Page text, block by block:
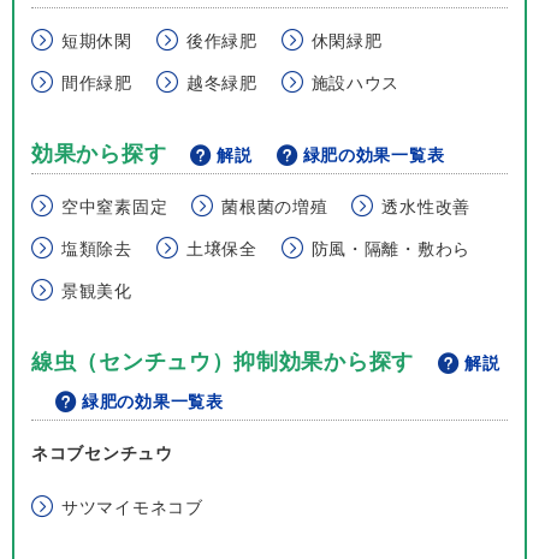
短期休閑 後作緑肥 休閑緑肥
間作緑肥 越冬緑肥 施設ハウス
効果から探す 解説 緑肥の効果一覧表
空中窒素固定 菌根菌の増殖 透水性改善
塩類除去 土壌保全 防風・隔離・敷わら
景観美化
線虫（センチュウ）抑制効果から探す
解説
緑肥の効果一覧表
ネコブセンチュウ
サツマイモネコブ